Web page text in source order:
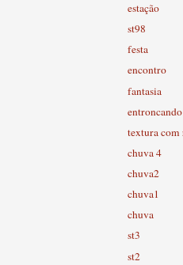
estação
st98
festa
encontro
fantasia
entroncando
textura com
chuva 4
chuva2
chuva1
chuva
st3
st2